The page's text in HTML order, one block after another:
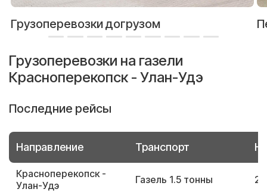
Грузоперевозки догрузом
Грузоперевозки на газели
Красноперекопск - Улан-Удэ
Последние рейсы
Направление Транспорт
Красноперекопск -
Улан-Удэ
Газель 1.5 тонны